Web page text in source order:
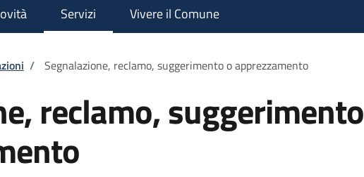
Servizi Vivere il Comune
/ Segnalazione, reclamo, suggerimento o apprezzamento
reclamo, suggerimento